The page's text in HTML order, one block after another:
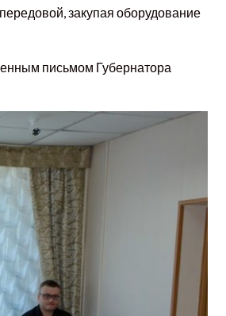
закупая оборудование
письмом Губернатора